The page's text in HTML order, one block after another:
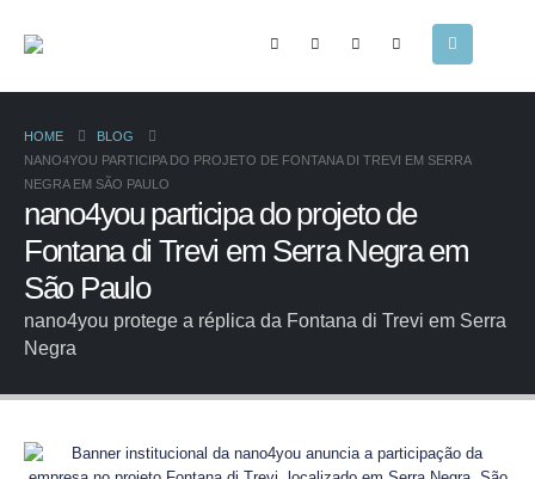
HOME
BLOG
NANO4YOU PARTICIPA DO PROJETO DE FONTANA DI TREVI EM SERRA
NEGRA EM SÃO PAULO
nano4you participa do projeto de
Fontana di Trevi em Serra Negra em
São Paulo
nano4you protege a réplica da Fontana di Trevi em Serra
Negra